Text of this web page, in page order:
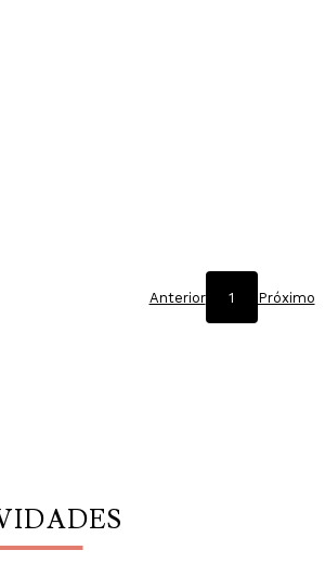
Anterior 1 Próximo